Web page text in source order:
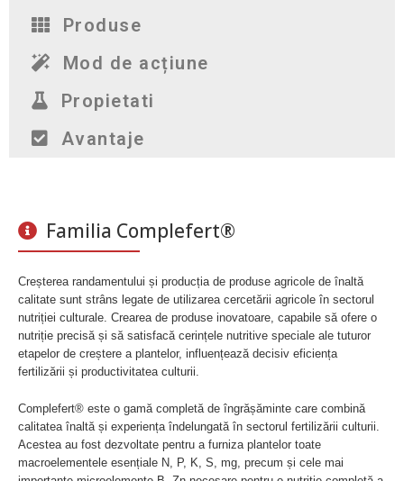
Produse
Mod de acțiune
Propietati
Avantaje
Familia Complefert®
Creșterea randamentului și producția de produse agricole de înaltă
calitate sunt strâns legate de utilizarea cercetării agricole în sectorul
nutriției culturale. Crearea de produse inovatoare, capabile să ofere o
nutriție precisă și să satisfacă cerințele nutritive speciale ale tuturor
etapelor de creștere a plantelor, influențează decisiv eficiența
fertilizării și productivitatea culturii.
Complefert® este o gamă completă de îngrășăminte care combină
calitatea înaltă și experiența îndelungată în sectorul fertilizării culturii.
Acestea au fost dezvoltate pentru a furniza plantelor toate
macroelementele esențiale N, P, K, S, mg, precum și cele mai